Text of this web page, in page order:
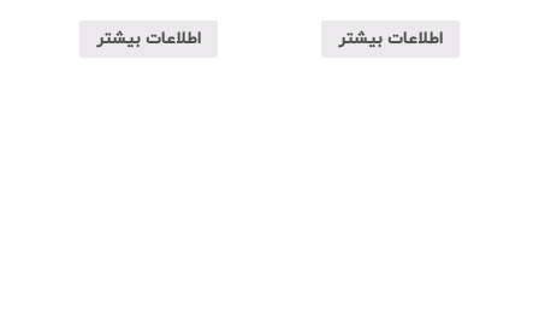
اطلاعات بیشتر اطلاعات بیشتر